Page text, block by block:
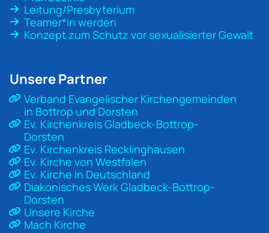
Leitung/Presbyterium
Teamer*in werden
Konzept zum Schutz vor sexualisierter Gewalt
Unsere Partner
Verband Evangelischer Kirchengemeinden
in Bottrop und Dorsten
Ev. Kirchenkreis Gladbeck-Bottrop-
Dorsten
Ev. Kirchenkreis Recklinghausen
Ev. Kirche von Westfalen
Ev. Kirche in Deutschland
Diakonisches Werk Gladbeck-Bottrop-
Dorsten
Unsere Kirche
Mach Kirche